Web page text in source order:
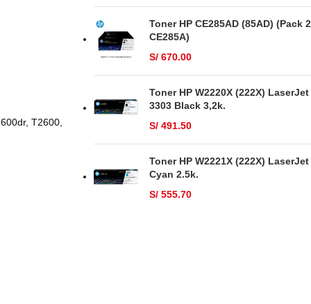
T2600,
Toner HP CE285AD (85AD) (Pack 2
CE285A)
S/670.00
Toner HP W2220X (222X) LaserJet
3303 Black 3,2k.
S/491.50
Toner HP W2221X (222X) LaserJet
Cyan 2.5k.
S/555.70